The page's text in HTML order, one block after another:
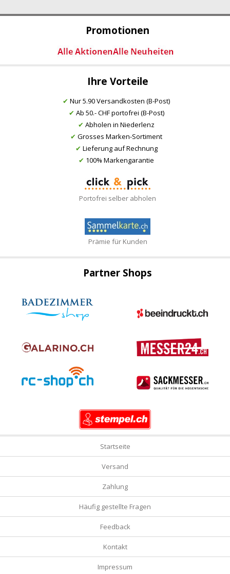
Promotionen
Ihre Vorteile
✔ Nur 5.90 Versandkosten (B-Post)
✔ Ab 50.- CHF portofrei (B-Post)
✔ Abholen in Niederlenz
✔ Grosses Marken-Sortiment
✔ Lieferung auf Rechnung
✔ 100% Markengarantie
Portofrei selber abholen
Prämie für Kunden
Partner Shops
Startseite
Versand
Zahlung
Häufig gestellte Fragen
Feedback
Kontakt
Impressum